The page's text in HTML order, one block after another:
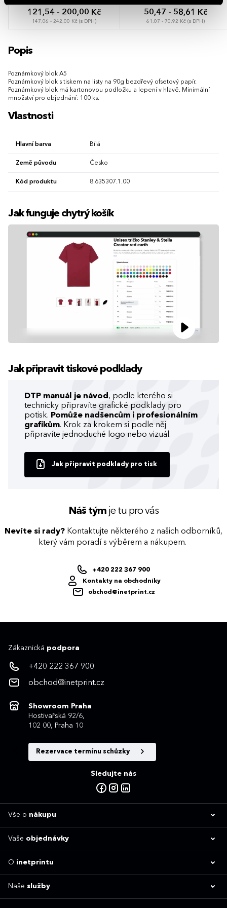
121,54 - 200,00 Kč
147,06 - 242,00 Kč (s DPH)
50,47 - 58,61 Kč
61,07 - 70,92 Kč (s DPH)
Popis
Poznámkový blok A5
Poznámkový blok s tiskem na listy na 90g bezdřevý ofsetový papír.
Poznámkový blok má kartonovou podložku a lepení v hlavě. Minimální
množství pro objednání: 100 ks.
Vlastnosti
Hlavní barva Bílá
Země původu Česko
Kód produktu 8.635307.1.00
Jak funguje chytrý košík
Jak připravit tiskové podklady
DTP manuál je návod , podle kterého si
technicky připravíte grafické podklady pro
potisk. Pomůže nadšencům i profesionálním
grafikům. Krok za krokem si podle něj
připravíte jednoduché logo nebo vizuál.
Jak připravit podklady pro tisk
Náš týmje tu pro vás
Nevíte si rady? Kontaktujte některého z našich odborníků,
který vám poradí s výběrem a nákupem.
+420 222 367 900
Kontakty na obchodníky
obchod@inetprint.cz
Zákaznická podpora
+420 222 367 900
obchod@inetprint.cz
Showroom Praha
Hostivařská 92/6,
102 00, Praha 10
Rezervace termínu schůzky
Sledujte nás
Vše o nákupu
Vaše objednávky
O inetprintu
Naše služby